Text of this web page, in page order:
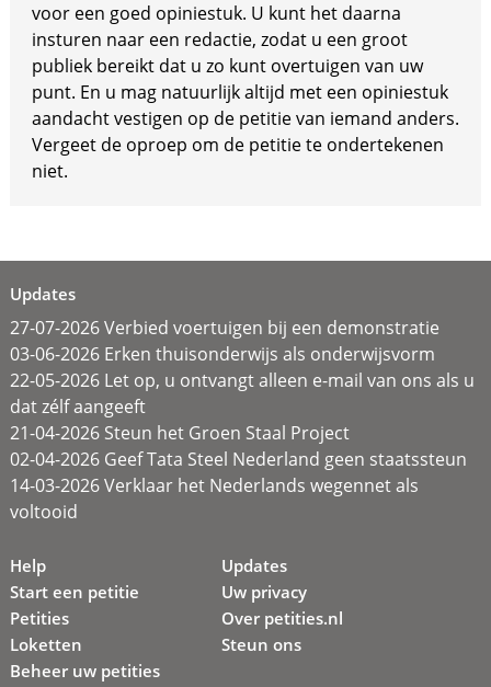
voor een goed opiniestuk. U kunt het daarna
insturen naar een redactie, zodat u een groot
publiek bereikt dat u zo kunt overtuigen van uw
punt. En u mag natuurlijk altijd met een opiniestuk
aandacht vestigen op de petitie van iemand anders.
Vergeet de oproep om de petitie te ondertekenen
niet.
Updates
27-07-2026 Verbied voertuigen bij een demonstratie
03-06-2026 Erken thuisonderwijs als onderwijsvorm
22-05-2026 Let op, u ontvangt alleen e-mail van ons als u
dat zélf aangeeft
21-04-2026 Steun het Groen Staal Project
02-04-2026 Geef Tata Steel Nederland geen staatssteun
14-03-2026 Verklaar het Nederlands wegennet als
voltooid
Help
Start een petitie
Petities
Loketten
Beheer uw petities
Updates
Uw privacy
Over petities.nl
Steun ons